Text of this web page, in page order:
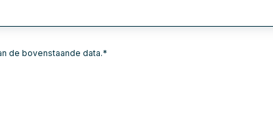
de bovenstaande data.*